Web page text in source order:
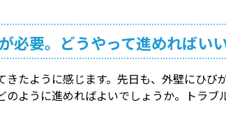
必要。どうやって進めればい
たように感じます。先日も、外壁にひ
ように進めればよいでしょうか。トラ